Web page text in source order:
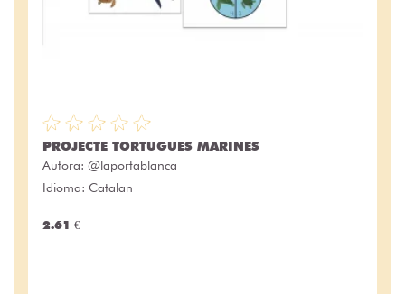
PROJECTE TORTUGUES MARINES
Autora: @laportablanca
Idioma: Catalan
2.61 €